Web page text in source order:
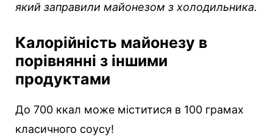
який заправили майонезом з холодильника.
Калорійність майонезу в
порівнянні з іншими
продуктами
До 700 ккал може міститися в 100 грамах
класичного соусу!